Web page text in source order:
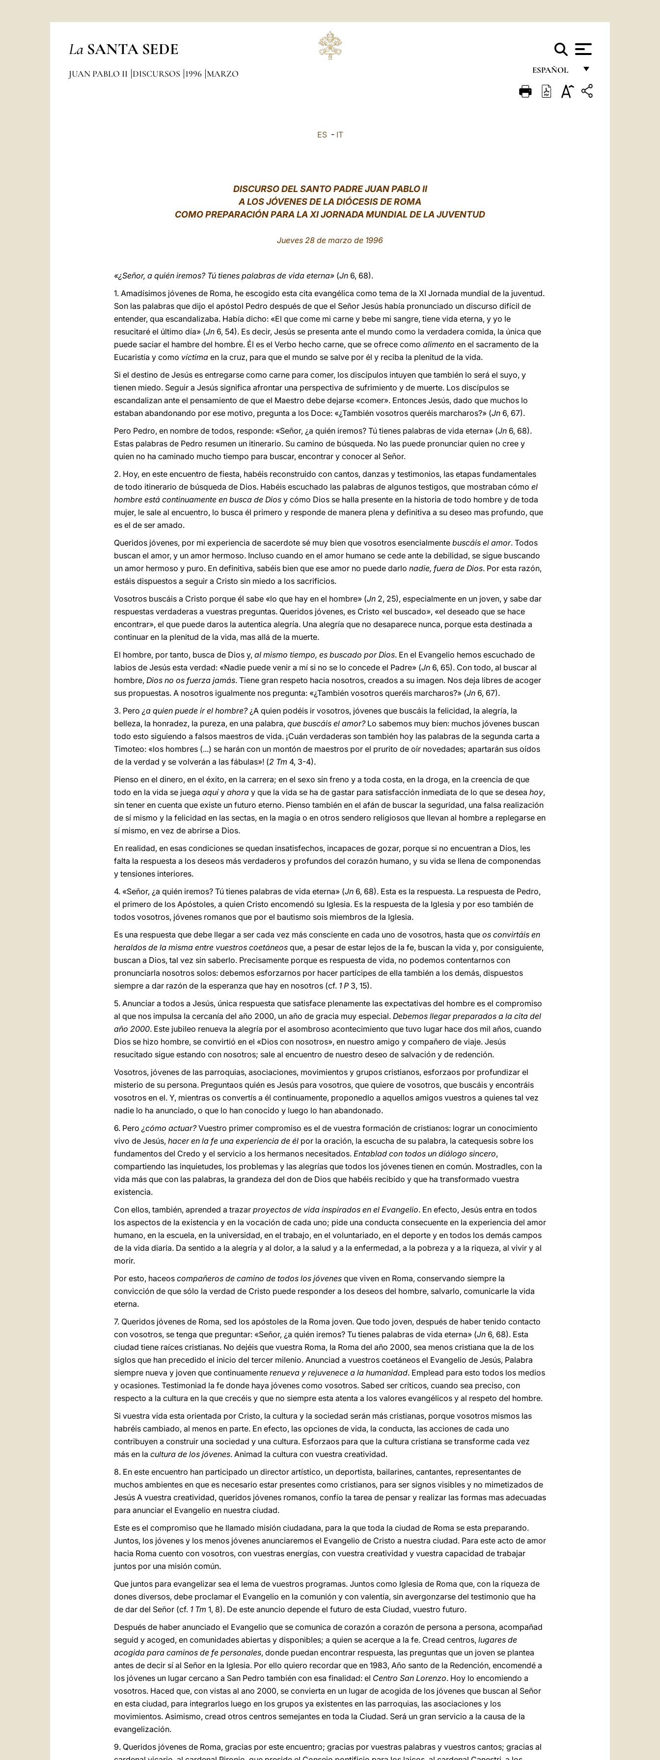
La SANTA SEDE
ESPAÑOL
FRANÇAIS
JUAN PABLO II DISCURSOS 1996 MARZO
ES- IT
DISCURSO DEL SANTO PADRE JUAN PABLO II
A LOS JÓVENES DE LA DIÓCESIS DE ROMA
COMO PREPARACIÓN PARA LA XI JORNADA MUNDIAL DE LA JUVENTUD
Jueves 28 de marzo de 1996
«¿Señor, a quién iremos? Tú tienes palabras de vida eterna» (Jn 6, 68).
1. Amadísimos jóvenes de Roma, he escogido esta cita evangélica como tema de la XI Jornada mundial de la juventud.
Son las palabras que dijo el apóstol Pedro después de que el Señor Jesús había pronunciado un discurso difícil de
entender, qua escandalizaba. Había dicho: «El que come mi carne y bebe mi sangre, tiene vida eterna, y yo le
resucitaré el último día» (Jn 6, 54). Es decir, Jesús se presenta ante el mundo como la verdadera comida, la única que
puede saciar el hambre del hombre. Él es el Verbo hecho carne, que se ofrece como alimento en el sacramento de la
Eucaristía y como víctima en la cruz, para que el mundo se salve por él y reciba la plenitud de la vida.
Si el destino de Jesús es entregarse como carne para comer, los discípulos intuyen que también lo será el suyo, y
tienen miedo. Seguir a Jesús significa afrontar una perspectiva de sufrimiento y de muerte. Los discípulos se
escandalizan ante el pensamiento de que el Maestro debe dejarse «comer». Entonces Jesús, dado que muchos lo
estaban abandonando por ese motivo, pregunta a los Doce: «¿También vosotros queréis marcharos?» (Jn 6, 67).
Pero Pedro, en nombre de todos, responde: «Señor, ¿a quién iremos? Tú tienes palabras de vida eterna» (Jn 6, 68).
Estas palabras de Pedro resumen un itinerario. Su camino de búsqueda. No las puede pronunciar quien no cree y
quien no ha caminado mucho tiempo para buscar, encontrar y conocer al Señor.
2. Hoy, en este encuentro de fiesta, habéis reconstruido con cantos, danzas y testimonios, las etapas fundamentales
de todo itinerario de búsqueda de Dios. Habéis escuchado las palabras de algunos testigos, que mostraban cómo el
hombre está continuamente en busca de Dios y cómo Dios se halla presente en la historia de todo hombre y de toda
mujer, le sale al encuentro, lo busca él primero y responde de manera plena y definitiva a su deseo mas profundo, que
es el de ser amado.
Queridos jóvenes, por mi experiencia de sacerdote sé muy bien que vosotros esencialmente buscáis el amor. Todos
buscan el amor, y un amor hermoso. Incluso cuando en el amor humano se cede ante la debilidad, se sigue buscando
un amor hermoso y puro. En definitiva, sabéis bien que ese amor no puede darlo nadie, fuera de Dios. Por esta razón,
estáis dispuestos a seguir a Cristo sin miedo a los sacrificios.
Vosotros buscáis a Cristo porque él sabe «lo que hay en el hombre» (Jn 2, 25), especialmente en un joven, y sabe dar
respuestas verdaderas a vuestras preguntas. Queridos jóvenes, es Cristo «el buscado», «el deseado que se hace
encontrar», el que puede daros la autentica alegría. Una alegría que no desaparece nunca, porque esta destinada a
continuar en la plenitud de la vida, mas allá de la muerte.
El hombre, por tanto, busca de Dios y, al mismo tiempo, es buscado por Dios. En el Evangelio hemos escuchado de
labios de Jesús esta verdad: «Nadie puede venir a mí si no se lo concede el Padre» (Jn 6, 65). Con todo, al buscar al
hombre, Dios no os fuerza jamás. Tiene gran respeto hacia nosotros, creados a su imagen. Nos deja libres de acoger
sus propuestas. A nosotros igualmente nos pregunta: «¿También vosotros queréis marcharos?» (Jn 6, 67).
3. Pero ¿a quien puede ir el hombre?¿A quien podéis ir vosotros, jóvenes que buscáis la felicidad, la alegría, la
belleza, la honradez, la pureza, en una palabra, que buscáis el amor?Lo sabemos muy bien: muchos jóvenes buscan
todo esto siguiendo a falsos maestros de vida. ¡Cuán verdaderas son también hoy las palabras de la segunda carta a
Timoteo: «los hombres (...) se harán con un montón de maestros por el prurito de oír novedades; apartarán sus oídos
de la verdad y se volverán a las fábulas»! (2 Tm 4, 3-4).
Pienso en el dinero, en el éxito, en la carrera; en el sexo sin freno y a toda costa, en la droga, en la creencia de que
todo en la vida se juega aquíy ahora y que la vida se ha de gastar para satisfacción inmediata de lo que se desea hoy,
sin tener en cuenta que existe un futuro eterno. Pienso también en el afán de buscar la seguridad, una falsa realización
de sí mismo y la felicidad en las sectas, en la magia o en otros sendero religiosos que llevan al hombre a replegarse en
sí mismo, en vez de abrirse a Dios.
En realidad, en esas condiciones se quedan insatisfechos, incapaces de gozar, porque si no encuentran a Dios, les
falta la respuesta a los deseos más verdaderos y profundos del corazón humano, y su vida se llena de componendas
y tensiones interiores.
4. «Señor, ¿a quién iremos? Tú tienes palabras de vida eterna» (Jn 6, 68). Esta es la respuesta. La respuesta de Pedro,
el primero de los Apóstoles, a quien Cristo encomendó su Iglesia. Es la respuesta de la Iglesia y por eso también de
todos vosotros, jóvenes romanos que por el bautismo sois miembros de la Iglesia.
Es una respuesta que debe llegar a ser cada vez más consciente en cada uno de vosotros, hasta que os convirtáis en
heraldos de la misma entre vuestros coetáneos que, a pesar de estar lejos de la fe, buscan la vida y, por consiguiente,
buscan a Dios, tal vez sin saberlo. Precisamente porque es respuesta de vida, no podemos contentarnos con
pronunciarla nosotros solos: debemos esforzarnos por hacer partícipes de ella también a los demás, dispuestos
siempre a dar razón de la esperanza que hay en nosotros (cf. 1 P 3, 15).
5. Anunciar a todos a Jesús, única respuesta que satisface plenamente las expectativas del hombre es el compromiso
al que nos impulsa la cercanía del año 2000, un año de gracia muy especial. Debemos llegar preparados a la cita del
año 2000. Este jubileo renueva la alegría por el asombroso acontecimiento que tuvo lugar hace dos mil años, cuando
Dios se hizo hombre, se convirtió en el «Dios con nosotros», en nuestro amigo y compañero de viaje. Jesús
resucitado sigue estando con nosotros; sale al encuentro de nuestro deseo de salvación y de redención.
Vosotros, jóvenes de las parroquias, asociaciones, movimientos y grupos cristianos, esforzaos por profundizar el
misterio de su persona. Preguntaos quién es Jesús para vosotros, que quiere de vosotros, que buscáis y encontráis
vosotros en el. Y, mientras os convertís a él continuamente, proponedlo a aquellos amigos vuestros a quienes tal vez
nadie lo ha anunciado, o que lo han conocido y luego lo han abandonado.
6. Pero ¿cómo actuar?Vuestro primer compromiso es el de vuestra formación de cristianos: lograr un conocimiento
vivo de Jesús, hacer en la fe una experiencia de él por la oración, la escucha de su palabra, la catequesis sobre los
fundamentos del Credo y el servicio a los hermanos necesitados. Entablad con todos un diálogo sincero,
compartiendo las inquietudes, los problemas y las alegrías que todos los jóvenes tienen en común. Mostradles, con la
vida más que con las palabras, la grandeza del don de Dios que habéis recibido y que ha transformado vuestra
existencia.
Con ellos, también, aprended a trazar proyectos de vida inspirados en el Evangelio. En efecto, Jesús entra en todos
los aspectos de la existencia y en la vocación de cada uno; pide una conducta consecuente en la experiencia del amor
humano, en la escuela, en la universidad, en el trabajo, en el voluntariado, en el deporte y en todos los demás campos
de la vida diaria. Da sentido a la alegría y al dolor, a la salud y a la enfermedad, a la pobreza y a la riqueza, al vivir y al
morir.
Por esto, haceos compañeros de camino de todos los jóvenes que viven en Roma, conservando siempre la
convicción de que sólo la verdad de Cristo puede responder a los deseos del hombre, salvarlo, comunicarle la vida
eterna.
7. Queridos jóvenes de Roma, sed los apóstoles de la Roma joven. Que todo joven, después de haber tenido contacto
con vosotros, se tenga que preguntar: «Señor, ¿a quién iremos? Tu tienes palabras de vida eterna» (Jn 6, 68). Esta
ciudad tiene raíces cristianas. No dejéis que vuestra Roma, la Roma del año 2000, sea menos cristiana que la de los
siglos que han precedido el inicio del tercer milenio. Anunciad a vuestros coetáneos el Evangelio de Jesús, Palabra
siempre nueva y joven que continuamente renueva y rejuvenece a la humanidad. Emplead para esto todos los medios
y ocasiones. Testimoniad la fe donde haya jóvenes como vosotros. Sabed ser críticos, cuando sea preciso, con
respecto a la cultura en la que crecéis y que no siempre esta atenta a los valores evangélicos y al respeto del hombre.
Si vuestra vida esta orientada por Cristo, la cultura y la sociedad serán más cristianas, porque vosotros mismos las
habréis cambiado, al menos en parte. En efecto, las opciones de vida, la conducta, las acciones de cada uno
contribuyen a construir una sociedad y una cultura. Esforzaos para que la cultura cristiana se transforme cada vez
más en la cultura de los jóvenes. Animad la cultura con vuestra creatividad.
8. En este encuentro han participado un director artístico, un deportista, bailarines, cantantes, representantes de
muchos ambientes en que es necesario estar presentes como cristianos, para ser signos visibles y no mimetizados de
Jesús A vuestra creatividad, queridos jóvenes romanos, confío la tarea de pensar y realizar las formas mas adecuadas
para anunciar el Evangelio en nuestra ciudad.
Este es el compromiso que he llamado misión ciudadana, para la que toda la ciudad de Roma se esta preparando.
Juntos, los jóvenes y los menos jóvenes anunciaremos el Evangelio de Cristo a nuestra ciudad. Para este acto de amor
hacia Roma cuento con vosotros, con vuestras energías, con vuestra creatividad y vuestra capacidad de trabajar
juntos por una misión común.
Que juntos para evangelizar sea el lema de vuestros programas. Juntos como Iglesia de Roma que, con la riqueza de
dones diversos, debe proclamar el Evangelio en la comunión y con valentía, sin avergonzarse del testimonio que ha
de dar del Señor (cf. 1 Tm 1, 8). De este anuncio depende el futuro de esta Ciudad, vuestro futuro.
Después de haber anunciado el Evangelio que se comunica de corazón a corazón de persona a persona, acompañad
seguid y acoged, en comunidades abiertas y disponibles; a quien se acerque a la fe. Cread centros, lugares de
acogida para caminos de fe personales, donde puedan encontrar respuesta, las preguntas que un joven se plantea
antes de decir sí al Señor en la Iglesia. Por ello quiero recordar que en 1983, Año santo de la Redención, encomendé a
los jóvenes un lugar cercano a San Pedro también con esa finalidad: el Centro San Lorenzo. Hoy lo encomiendo a
vosotros. Haced que, con vistas al ano 2000, se convierta en un lugar de acogida de los jóvenes que buscan al Señor
en esta ciudad, para integrarlos luego en los grupos ya existentes en las parroquias, las asociaciones y los
movimientos. Asimismo, cread otros centros semejantes en toda la Ciudad. Será un gran servicio a la causa de la
evangelización.
9. Queridos jóvenes de Roma, gracias por este encuentro; gracias por vuestras palabras y vuestros cantos; gracias al